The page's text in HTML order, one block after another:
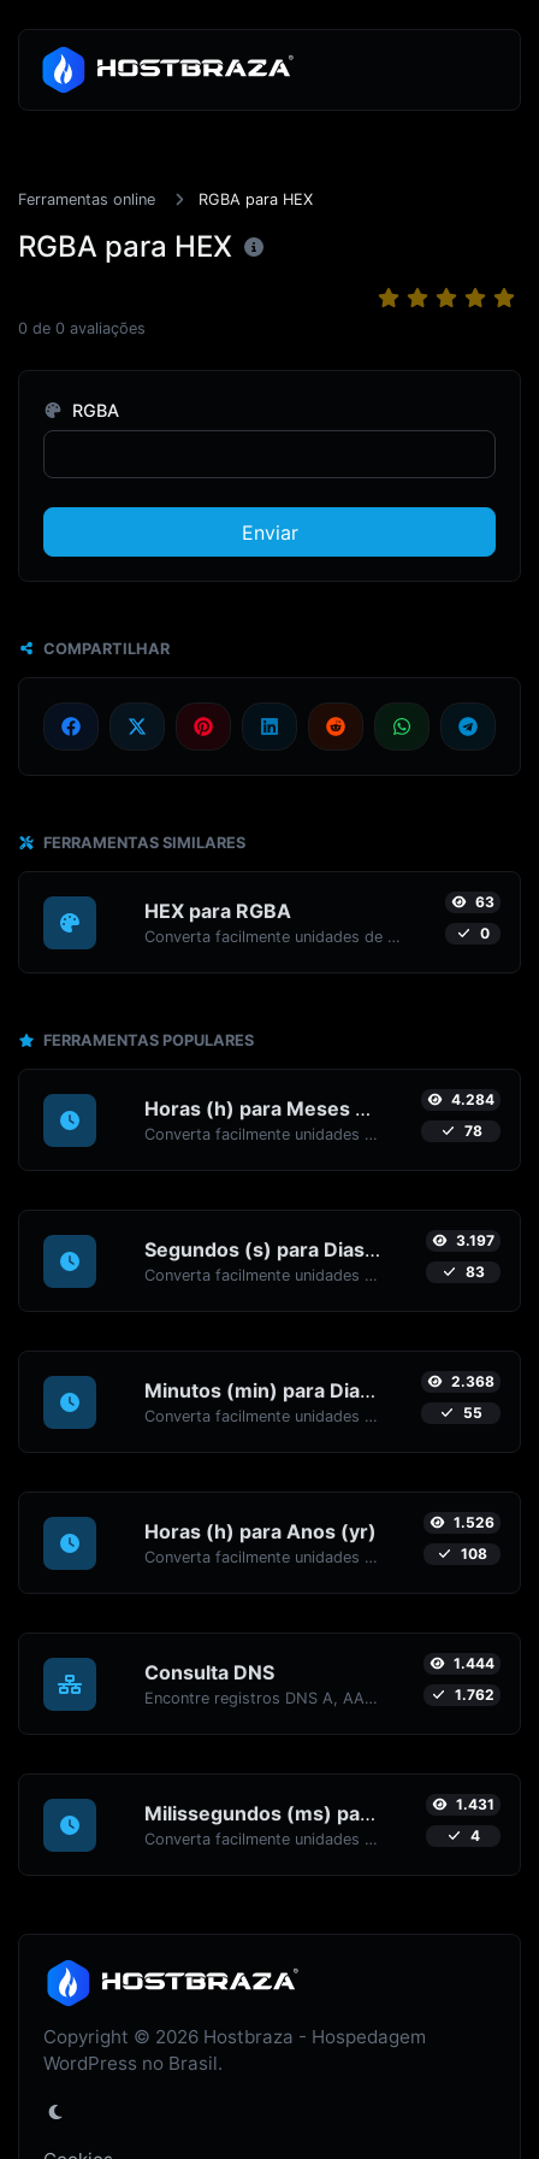
Ferramentas online RGBA para HEX
RGBA para HEX
0 de 0 avaliações
RGBA
Enviar
COMPARTILHAR
FERRAMENTAS SIMILARES
HEX para RGBA
Converta facilmente unidades de cor de HEX para RGBA com este conversor fácil.
63
0
FERRAMENTAS POPULARES
Horas (h) para Meses (mo)
Converta facilmente unidades de tempo de Horas (h) para Meses (mo) com este conversor fácil.
4.284
78
Segundos (s) para Dias (d)
Converta facilmente unidades de tempo de Segundos (s) para Dias (d) com este conversor fácil.
3.197
83
Minutos (min) para Dias (d)
Converta facilmente unidades de tempo de Minutos (min) para Dias (d) com este conversor fácil.
2.368
55
Horas (h) para Anos (yr)
Converta facilmente unidades de tempo de Horas (h) para Anos (yr) com este conversor fácil.
1.526
108
Consulta DNS
Encontre registros DNS A, AAAA, CNAME, MX, NS, TXT, SOA de um host.
1.444
1.762
Milissegundos (ms) para Minutos (min)
Converta facilmente unidades de tempo de Milissegundos (ms) para Minutos (min) com este conversor fácil.
1.431
4
Copyright © 2026 Hostbraza - Hospedagem
WordPress no Brasil.